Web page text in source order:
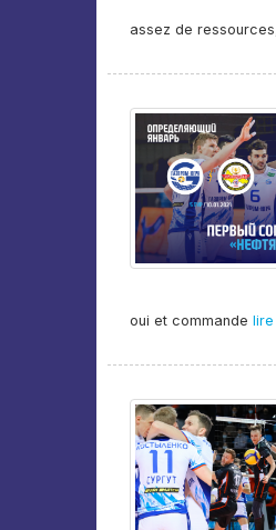
assez de
oui et commande lire